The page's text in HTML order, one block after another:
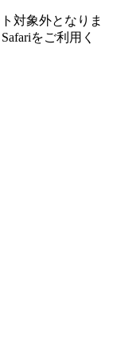
対象外となりま
をご利用く